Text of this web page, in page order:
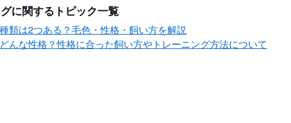
に関するトピック一覧
類は2つある？毛色・性格・飼い方を解説
んな性格？性格に合った飼い方やトレーニング方法について